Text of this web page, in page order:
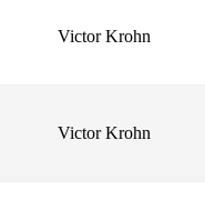
Victor Krohn
Victor Krohn